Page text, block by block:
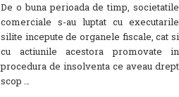
De o buna perioada de timp, societatile
comerciale s-au luptat cu executarile
silite incepute de organele fiscale, cat si
cu actiunile acestora promovate in
procedura de insolventa ce aveau drept
scop …